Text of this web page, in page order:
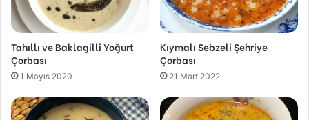
Tahıllı ve Baklagilli Yoğurt
Çorbası
1 Mayıs 2020
Kıymalı Sebzeli Şehriye
Çorbası
21 Mart 2022